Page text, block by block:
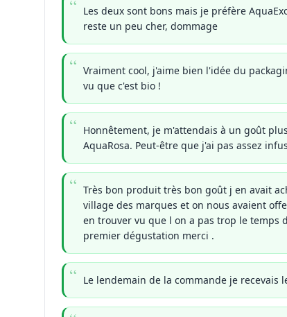
Les deux sont bons mais je préfère
reste un peu cher, dommage
Vraiment cool, j'aime bien l'idée du
vu que c'est bio !
Honnêtement, je m'attendais à un goût
AquaRosa. Peut-être que j'ai pas assez
Très bon produit très bon goût j en avait
village des marques et on nous avaient
en trouver vu que l on a pas trop le temps
premier dégustation merci .
Le lendemain de la commande je recevais